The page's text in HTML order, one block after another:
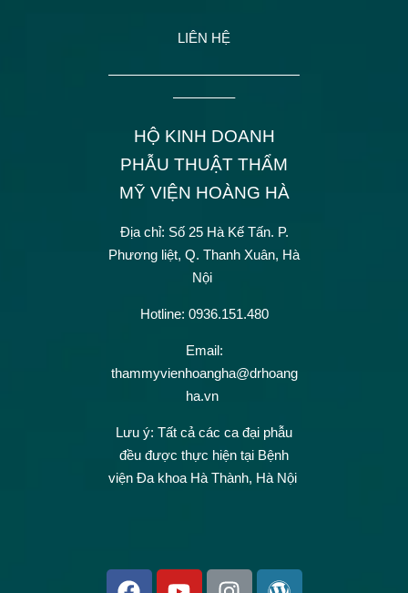
LIÊN HỆ
——————————————
————–
HỘ KINH DOANH
PHẪU THUẬT THẨM
MỸ VIỆN HOÀNG HÀ
Địa chỉ: Số 25 Hà Kế Tấn. P.
Phương liệt, Q. Thanh Xuân, Hà
Nội
Hotline: 0936.151.480
Email:
thammyvienhoangha@drhoang
ha.vn
Lưu ý: Tất cả các ca đại phẫu
đều được thực hiện tại Bệnh
viện Đa khoa Hà Thành, Hà Nội